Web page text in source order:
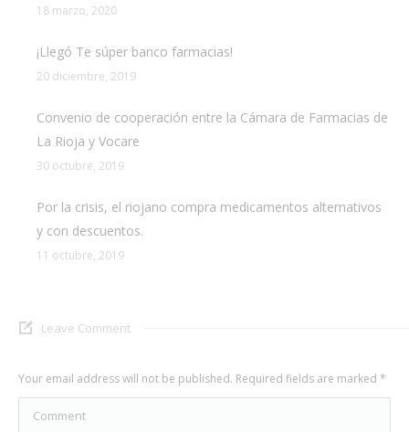
18 marzo, 2020
¡Llegó Te súper banco farmacias!
20 diciembre, 2019
Convenio de cooperación entre la Cámara de Farmacias de
La Rioja y Vocare
30 octubre, 2019
Por la crisis, el riojano compra medicamentos alternativos
y con descuentos.
11 octubre, 2019
Leave Comment
Your email address will not be published. Required fields are marked *
Comment